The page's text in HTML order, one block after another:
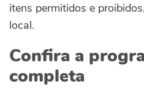
itens permitidos e
local.
Confira a
completa